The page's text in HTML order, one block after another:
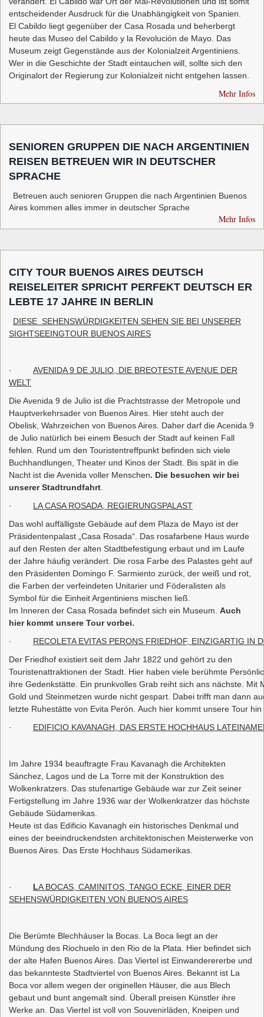
entscheidender Ausdruck für die Unabhängigkeit von Spanien.
El Cabildo liegt gegenüber der Casa Rosada und beherbergt
heute das Museo del Cabildo y la Revolución de Mayo. Das
Museum zeigt Gegenstände aus der Kolonialzeit Argentiniens.
Wer in die Geschichte der Stadt eintauchen will, sollte sich den
Originalort der Regierung zur Kolonialzeit nicht entgehen lassen.
Mehr Infos
SENIOREN GRUPPEN DIE NACH ARGENTINIEN
REISEN BETREUEN WIR IN DEUTSCHER
SPRACHE
Betreuen auch senioren Gruppen die nach Argentinien Buenos
Aires kommen alles immer in deutscher Sprache
Mehr Infos
CITY TOUR BUENOS AIRES DEUTSCH
REISELEITER SPRICHT PERFEKT DEUTSCH ER
LEBTE 17 JAHRE IN BERLIN
DIESE SEHENSWÜRDIGKEITEN SEHEN SIE BEI UNSERER
SIGHTSEEINGTOUR BUENOS AIRES
·
AVENIDA 9 DE JULIO, DIE BREOTESTE AVENUE DER
WELT
Die Avenida 9 de Julio ist die Prachtstrasse der Metropole und
Hauptverkehrsader von Buenos Aires. Hier steht auch der
Obelisk, Wahrzeichen von Buenos Aires. Daher darf die Acenida 9
de Julio natürlich bei einem Besuch der Stadt auf keinen Fall
fehlen. Rund um den Touristentreffpunkt befinden sich viele
Buchhandlungen, Theater und Kinos der Stadt. Bis spät in die
Nacht ist die Avenida voller Menschen. Die besuchen wir bei
unserer Stadtrundfahrt.
· LA CASA ROSADA, REGIERUNGSPALAST
Das wohl auffälligste Gebäude auf dem Plaza de Mayo ist der
Präsidentenpalast „Casa Rosada“. Das rosafarbene Haus wurde
auf den Resten der alten Stadtbefestigung erbaut und im Laufe
der Jahre häufig verändert. Die rosa Farbe des Palastes geht auf
den Präsidenten Domingo F. Sarmiento zurück, der weiß und rot,
die Farben der verfeindeten Unitarier und Föderalisten als
Symbol für die Einheit Argentiniens mischen ließ.
Im Inneren der Casa Rosada befindet sich ein Museum. Auch
hier kommt unsere Tour vorbei.
· RECOLETA EVITAS PERONS FRIEDHOF, EINZIGARTIG IN
Der Friedhof existiert seit dem Jahr 1822 und gehört zu den
Touristenattraktionen der Stadt. Hier haben viele berühmte
ihre Gedenkstätte. Ein prunkvolles Grab reiht sich ans nächste. Mit
Gold und Steinmetzen wurde nicht gespart. Dabei trifft man dann
letzte Ruhestätte von Evita Perón. Auch hier kommt unsere Tour hin
· EDIFICIO KAVANAGH, DAS ERSTE HOCHHAUS
Im Jahre 1934 beauftragte Frau Kavanagh die Architekten
Sánchez, Lagos und de La Torre mit der Konstruktion des
Wolkenkratzers. Das stufenartige Gebäude war zur Zeit seiner
Fertigstellung im Jahre 1936 war der Wolkenkratzer das höchste
Gebäude Südamerikas.
Heute ist das Edificio Kavanagh ein historisches Denkmal und
eines der beeindruckendsten architektonischen Meisterwerke von
Buenos Aires. Das Erste Hochhaus Südamerikas.
· LA BOCAS, CAMINITOS, TANGO ECKE, EINER DER
SEHENSWÜRDIGKEITEN VON BUENOS AIRES
Die Berümte Blechháuser la Bocas. La Boca liegt an der
Mündung des Riochuelo in den Rio de la Plata. Hier befindet sich
der alte Hafen Buenos Aires. Das Viertel ist Einwanderererbe und
das bekannteste Stadtviertel von Buenos Aires. Bekannt ist La
Boca vor allem wegen der originellen Häuser, die aus Blech
gebaut und bunt angemalt sind. Überall preisen Künstler ihre
Werke an. Das Viertel ist voll von Souvenirläden, Kneipen und